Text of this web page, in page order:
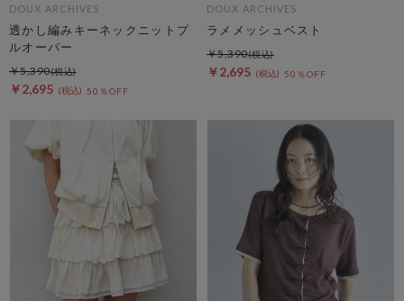
DOUX ARCHIVES
透かし編みキーネックニットプ
ルオーバー
￥2,695 50％OFF
￥5,390
DOUX ARCHIVES
ラメメッシュベスト
￥2,695 50％OFF
￥5,390